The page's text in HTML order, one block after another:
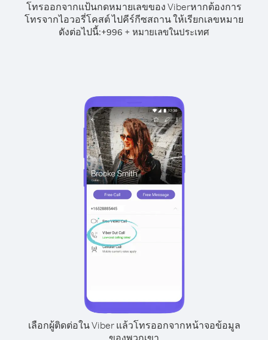
โทรออกจากแป้นกดหมายเลขของ Viberหากต้องการ
โทรจากไอวอรี่โคสต์ ไปคีร์กีซสถาน ให้เรียกเลขหมาย
ดังต่อไปนี้:+996 + หมายเลขในประเทศ
เลือกผู้ติดต่อใน Viber แล้วโทรออกจากหน้าจอข้อมูล
ของพวกเขา